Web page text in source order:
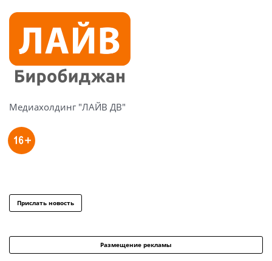
Медиахолдинг "ЛАЙВ ДВ"
Прислать новость
Размещение рекламы